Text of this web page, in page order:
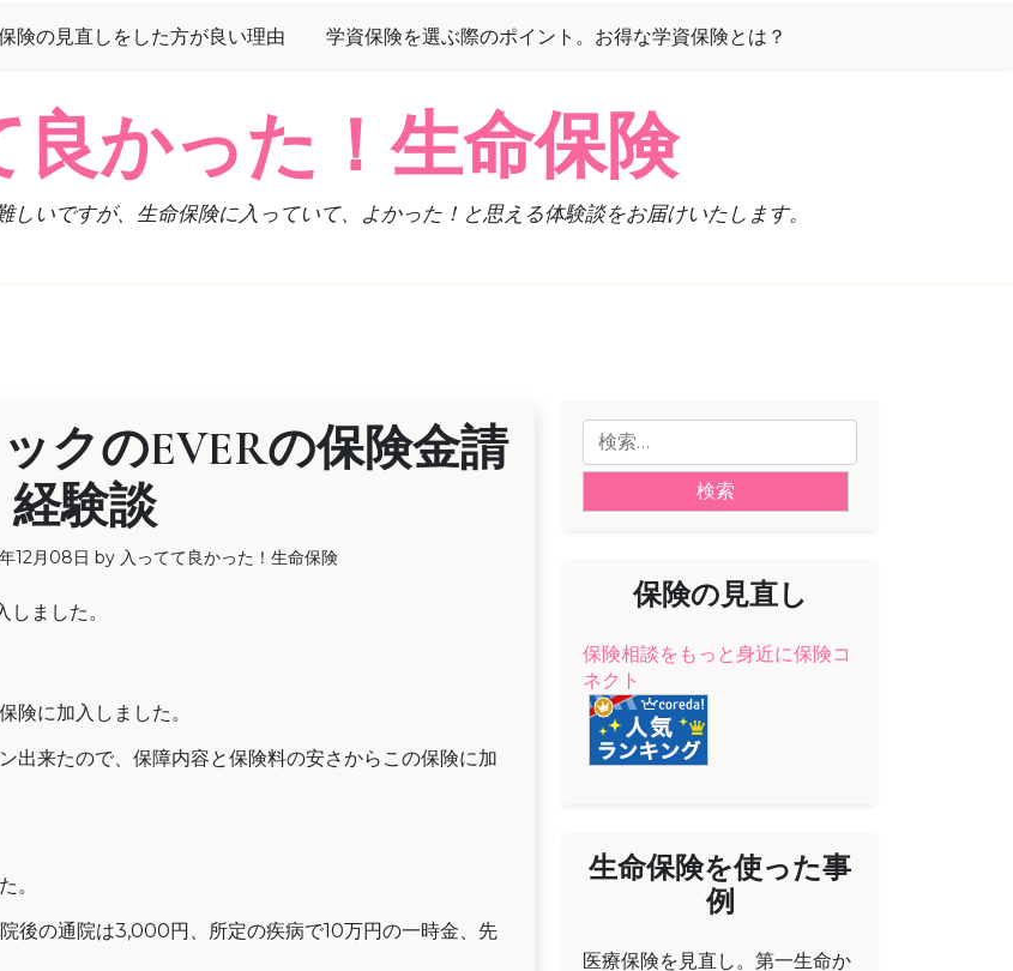
険の見直しをした方が良い理由 学資保険を選ぶ際のポイント。お得な学資保険とは？
良かった！生命保険
いですが、生命保険に入っていて、よかった！と思える体験談をお届けいたします。
クのEVERの保険金請
験談
12月08日 by 入ってて良かった！生命保険
ました。
険に加入しました。
出来たので、保障内容と保険料の安さからこの保険に加
。
後の通院は3,000円、所定の疾病で10万円の一時金、先
検
索:
保険の見直し
保険相談をもっと身近に保険コ
ネクト
生命保険を使った事
例
医療保険を見直し。第一生命か